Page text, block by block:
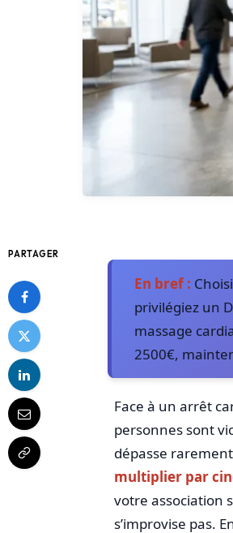
PARTAGER
En bref :
privilégiez un
massage
2500€,
Face à un arrêt
personnes sont
dépasse
multiplier par
votre association
s’improvise pas.